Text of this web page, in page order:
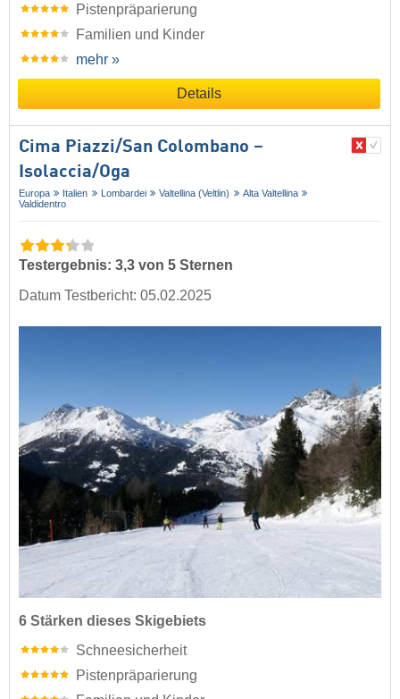
Pistenpräparierung
Familien und Kinder
mehr »
Details
Cima Piazzi/​San Colombano –
Isolaccia/​Oga
Europa Italien Lombardei Valtellina (Veltlin)
Alta Valtellina
Valdidentro
Testergebnis: 3,3 von 5 Sternen
Datum Testbericht: 05.02.2025
6 Stärken dieses Skigebiets
Schneesicherheit
Pistenpräparierung